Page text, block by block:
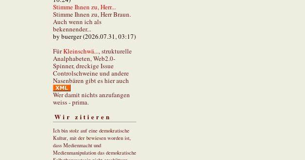
Stimme Ihnen zu, Herr...
Stimme Ihnen zu, Herr Braun.
Auch wenn ich als
bekennender...
by buerger (2026.07.31, 03:17)
FürKleinschwä..., strukturelle
Analphabeten, Web2.0-
Spinner, dreckige Issue
Controlschweine und andere
Nasenbären gibt es hier auch
Wer damit nichts anzufangen
weiss - prima.
Wir zitieren
Ich bin stolz auf eine demokratische
Kultur, mit der bewiesen worden ist,
dass Medienmacht und
Medienmanipulation das demokratische